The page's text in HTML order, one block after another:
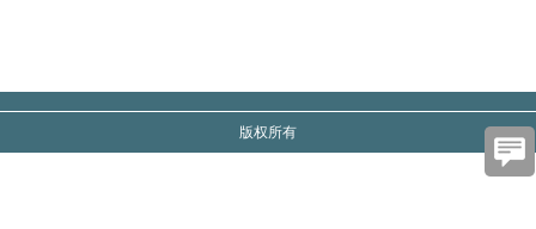
版权所有